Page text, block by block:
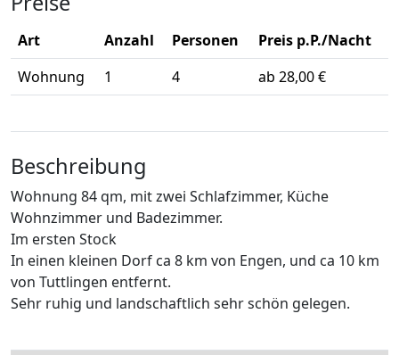
Art Anzahl Personen
Preis p.P./Nacht
Wohnung
1 4 ab 28,00 €
Beschreibung
Wohnung 84 qm, mit zwei Schlafzimmer, Küche
Wohnzimmer und Badezimmer.
Im ersten Stock
In einen kleinen Dorf ca 8 km von Engen, und ca 10 km
von Tuttlingen entfernt.
Sehr ruhig und landschaftlich sehr schön gelegen.